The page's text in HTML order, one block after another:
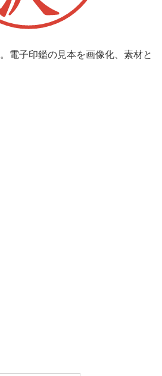
電子印鑑の見本を画像化、素材と